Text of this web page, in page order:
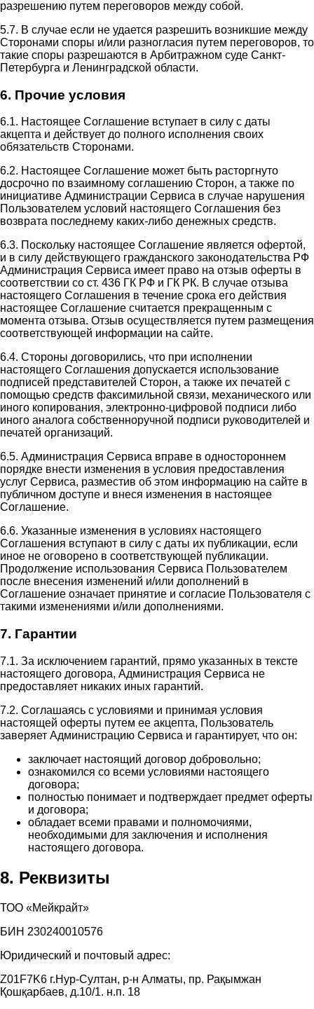
разрешению путем переговоров между собой.
5.7. В случае если не удается разрешить возникшие между
Сторонами споры и/или разногласия путем переговоров, то
такие споры разрешаются в Арбитражном суде Санкт-
Петербурга и Ленинградской области.
6. Прочие условия
6.1. Настоящее Соглашение вступает в силу с даты
акцепта и действует до полного исполнения своих
обязательств Сторонами.
6.2. Настоящее Соглашение может быть расторгнуто
досрочно по взаимному соглашению Сторон, а также по
инициативе Администрации Сервиса в случае нарушения
Пользователем условий настоящего Соглашения без
возврата последнему каких-либо денежных средств.
6.3. Поскольку настоящее Соглашение является офертой,
и в силу действующего гражданского законодательства РФ
Администрация Сервиса имеет право на отзыв оферты в
соответствии со ст. 436 ГК РФ и ГК РК. В случае отзыва
настоящего Соглашения в течение срока его действия
настоящее Соглашение считается прекращенным с
момента отзыва. Отзыв осуществляется путем размещения
соответствующей информации на сайте.
6.4. Стороны договорились, что при исполнении
настоящего Соглашения допускается использование
подписей представителей Сторон, а также их печатей с
помощью средств факсимильной связи, механического или
иного копирования, электронно-цифровой подписи либо
иного аналога собственноручной подписи руководителей и
печатей организаций.
6.5. Администрация Сервиса вправе в одностороннем
порядке внести изменения в условия предоставления
услуг Сервиса, разместив об этом информацию на сайте в
публичном доступе и внеся изменения в настоящее
Соглашение.
6.6. Указанные изменения в условиях настоящего
Соглашения вступают в силу с даты их публикации, если
иное не оговорено в соответствующей публикации.
Продолжение использования Сервиса Пользователем
после внесения изменений и/или дополнений в
Соглашение означает принятие и согласие Пользователя с
такими изменениями и/или дополнениями.
7. Гарантии
7.1. За исключением гарантий, прямо указанных в тексте
настоящего договора, Администрация Сервиса не
предоставляет никаких иных гарантий.
7.2. Соглашаясь с условиями и принимая условия
настоящей оферты путем ее акцепта, Пользователь
заверяет Администрацию Сервиса и гарантирует, что он:
заключает настоящий договор добровольно;
ознакомился со всеми условиями настоящего
договора;
полностью понимает и подтверждает предмет оферты
и договора;
обладает всеми правами и полномочиями,
необходимыми для заключения и исполнения
настоящего договора.
8. Реквизиты
ТОО «Мейкрайт»
БИН 230240010576
Юридический и почтовый адрес:
Z01F7K6 г.Нур-Султан, р-н Алматы, пр. Рақымжан
Қошқарбаев, д.10/1. н.п. 18